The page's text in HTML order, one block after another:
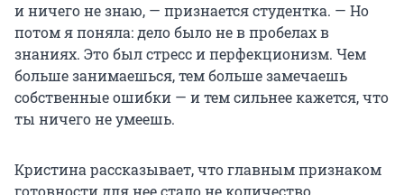
и ничего не знаю, — признается студентка. — Но
потом я поняла: дело было не в пробелах в
знаниях. Это был стресс и перфекционизм. Чем
больше занимаешься, тем больше замечаешь
собственные ошибки — и тем сильнее кажется, что
ты ничего не умеешь.
Кристина рассказывает, что главным признаком
готовности для нее стало не количество